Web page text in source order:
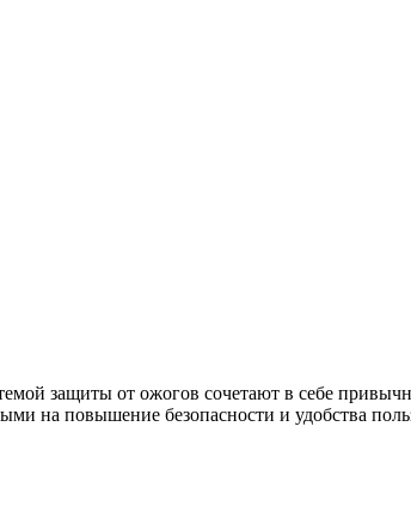
защиты от ожогов сочетают в себе
на повышение безопасности и удобства